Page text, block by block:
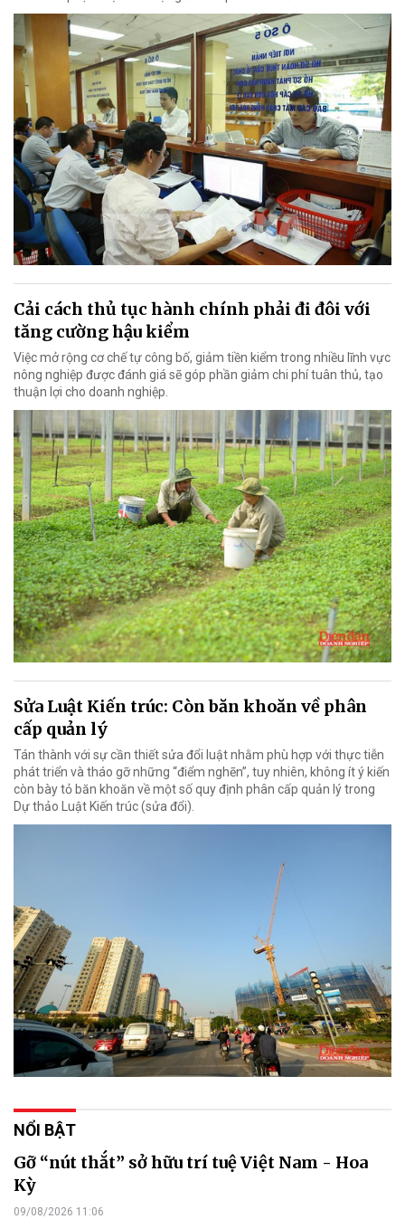
Cải cách thủ tục hành chính phải đi đôi với
tăng cường hậu kiểm
Việc mở rộng cơ chế tự công bố, giảm tiền kiểm trong nhiều lĩnh vực
nông nghiệp được đánh giá sẽ góp phần giảm chi phí tuân thủ, tạo
thuận lợi cho doanh nghiệp.
Sửa Luật Kiến trúc: Còn băn khoăn về phân
cấp quản lý
Tán thành với sự cần thiết sửa đổi luật nhằm phù hợp với thực tiễn
phát triển và tháo gỡ những “điểm nghẽn”, tuy nhiên, không ít ý kiến
còn bày tỏ băn khoăn về một số quy định phân cấp quản lý trong
Dự thảo Luật Kiến trúc (sửa đổi).
NỔI BẬT
Gỡ “nút thắt” sở hữu trí tuệ Việt Nam - Hoa
Kỳ
09/08/2026 11:06